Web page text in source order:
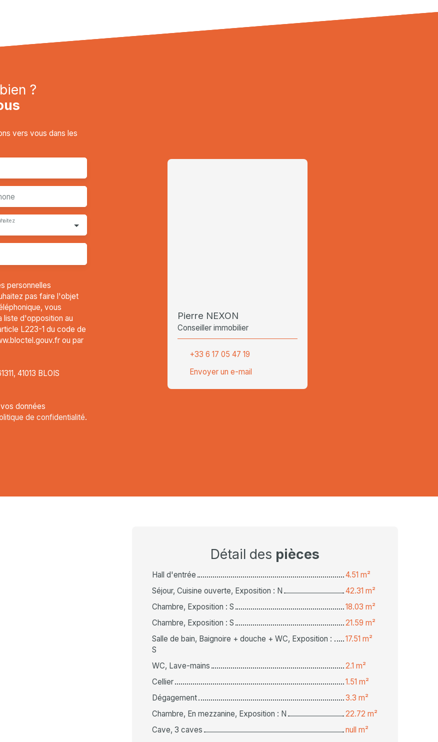
?
vers vous dans les
personnelles
pas faire l'objet
vous
liste d'opposition au
L223-1 du code de
ou par
41013 BLOIS
données
de confidentialité.
Pierre NEXON
Conseiller immobilier
+33 6 17 05 47 19
Envoyer un e-mail
Détail des pièces
Hall d'entrée
4.51 m²
Séjour, Cuisine ouverte, Exposition : N
42.31 m²
Chambre, Exposition : S
18.03 m²
Chambre, Exposition : S
21.59 m²
Salle de bain, Baignoire + douche + WC, Exposition :
S
17.51 m²
WC, Lave-mains
2.1 m²
Cellier
1.51 m²
Dégagement
3.3 m²
Chambre, En mezzanine, Exposition : N
22.72 m²
Cave, 3 caves
null m²